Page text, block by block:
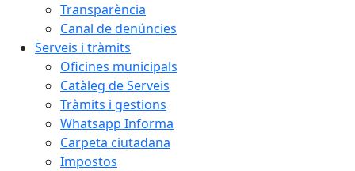
Transparència
Canal de denúncies
Serveis i tràmits
Oficines municipals
Catàleg de Serveis
Tràmits i gestions
Whatsapp Informa
Carpeta ciutadana
Impostos